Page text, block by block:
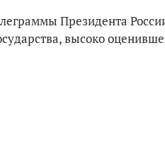
Президента
высоко